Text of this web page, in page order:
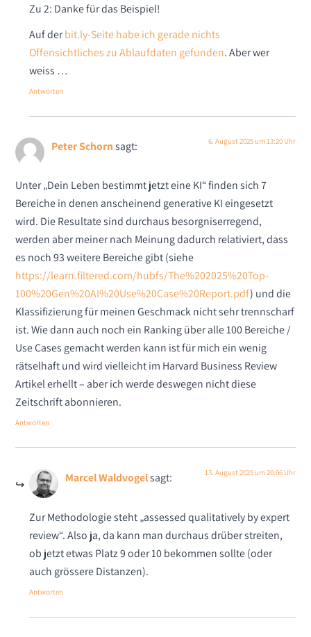
Zu 2: Danke für das Beispiel!
Auf derbit.ly-Seite habe ich gerade nichts
Offensichtliches zu Ablaufdaten gefunden. Aber wer
weiss …
Antworten
Peter Schorn sagt: 6. August 2025 um 13:20 Uhr
Unter „Dein Leben bestimmt jetzt eine KI“ finden sich 7
Bereiche in denen anscheinend generative KI eingesetzt
wird. Die Resultate sind durchaus besorgniserregend,
werden aber meiner nach Meinung dadurch relativiert, dass
es noch 93 weitere Bereiche gibt (siehe
https://learn.filtered.com/hubfs/The%202025%20Top-
100%20Gen%20AI%20Use%20Case%20Report.pdf) und die
Klassifizierung für meinen Geschmack nicht sehr trennscharf
ist. Wie dann auch noch ein Ranking über alle 100 Bereiche /
Use Cases gemacht werden kann ist für mich ein wenig
rätselhaft und wird vielleicht im Harvard Business Review
Artikel erhellt – aber ich werde deswegen nicht diese
Zeitschrift abonnieren.
Antworten
Marcel Waldvogelsagt: 13. August 2025 um 20:06 Uhr
Zur Methodologie steht „assessed qualitatively by expert
review“. Also ja, da kann man durchaus drüber streiten,
ob jetzt etwas Platz 9 oder 10 bekommen sollte (oder
auch grössere Distanzen).
Antworten